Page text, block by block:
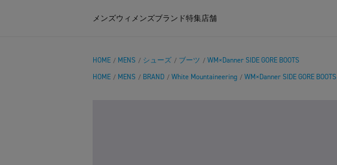
メンズウィメンズブランド特集店舗
HOME / MENS / シューズ / ブーツ / WM×Danner SIDE GORE BOOTS
HOME / MENS / BRAND / White Mountaineering / WM×Danner SIDE GORE BOOTS